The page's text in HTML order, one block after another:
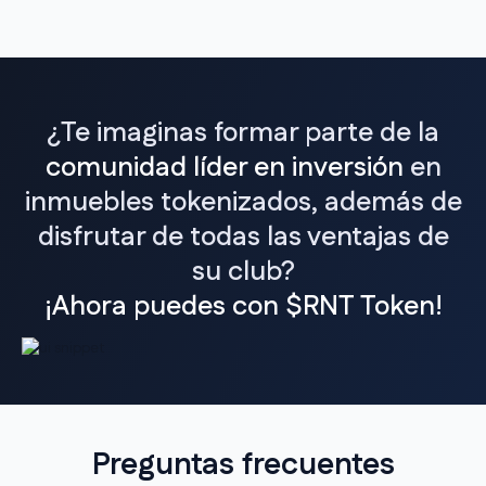
¿Te imaginas formar parte de la
comunidad líder en inversión en
inmuebles tokenizados, además de
disfrutar de todas las ventajas de
su club?
¡Ahora puedes con $RNT Token!
Preguntas frecuentes